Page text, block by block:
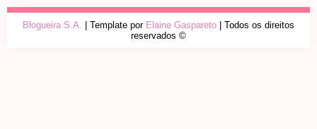
Blogueira S.A. | Template por Elaine Gaspareto | Todos os direitos
reservados ©